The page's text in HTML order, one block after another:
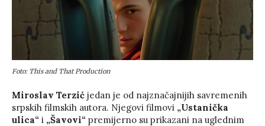
Foto: This and That Production
Miroslav Terzić jedan je od najznačajnijih savremenih
srpskih filmskih autora. Njegovi filmovi „Ustanička
ulica“ i „Šavovi“ premijerno su prikazani na uglednim